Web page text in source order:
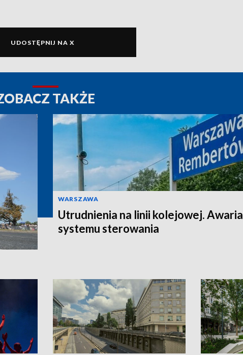
UDOSTĘPNIJ NA X
TAKŻE
WARSZAWA
Utrudnienia na linii kolejowej. Awaria
systemu sterowania